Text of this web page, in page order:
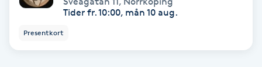
Tider fr. 10:00, mån 10 aug.
Presentkort